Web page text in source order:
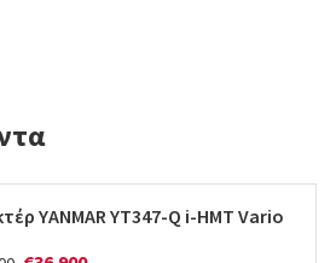
YANMAR YT347-Q i-HMT Vario